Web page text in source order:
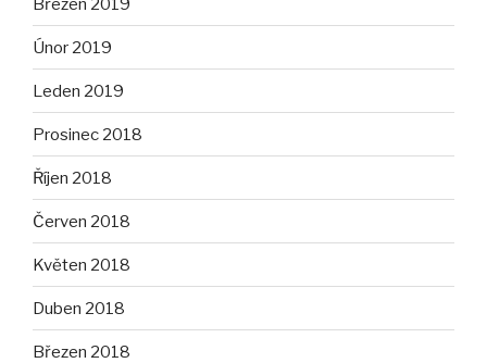
Březen 2019
Únor 2019
Leden 2019
Prosinec 2018
Říjen 2018
Červen 2018
Květen 2018
Duben 2018
Březen 2018